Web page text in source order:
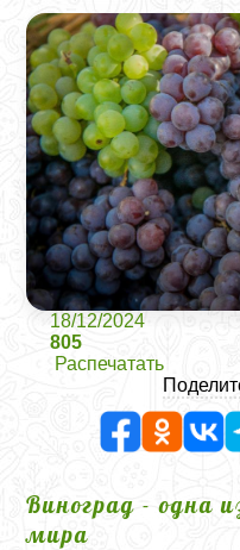
18/12/2024
805
Распечатать
Виноград - одна
мира